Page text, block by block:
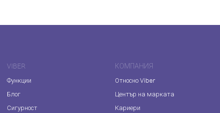
VIBER
Функции
Блог
Сигурност
КОМПАНИЯ
Относно Viber
Център на марката
Кариери